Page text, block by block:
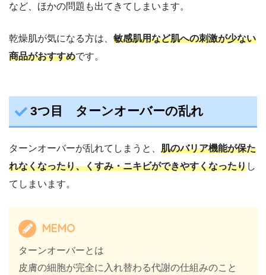
など、ほかの問題も出てきてしまいます。
乾燥肌が気になる方は、 敏感肌用など肌への刺激が少ない
商品がおすすめです。
3つ目 ターンオーバーの乱れ
ターンオーバーが乱れてしまうと、 肌のバリア機能が保た
れなくなったり、くすみ・ニキビができやすくなったりし
てしまいます。
MEMO
ターンオーバーとは
皮膚の細胞が完全に入れ替わる代謝の仕組みのこと